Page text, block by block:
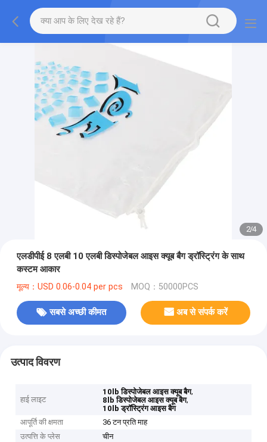
2/4
एलडीपीई 8 एलबी 10 एलबी डिस्पोजेबल आइस क्यूब बैग ड्रॉस्ट्रिंग के साथ
कस्टम आकार
मूल्य：USD 0.06-0.04 per pcs MOQ：50000PCS
सबसे अच्छी कीमत अब से संपर्क करें
उत्पाद विवरण
हाई लाइट
10lb डिस्पोजेबल आइस क्यूब बैग,
8lb डिस्पोजेबल आइस क्यूब बैग,
10lb ड्रॉस्ट्रिंग आइस बैग
आपूर्ति की क्षमता
36 टन प्रति माह
उत्पत्ति के प्लेस
चीन